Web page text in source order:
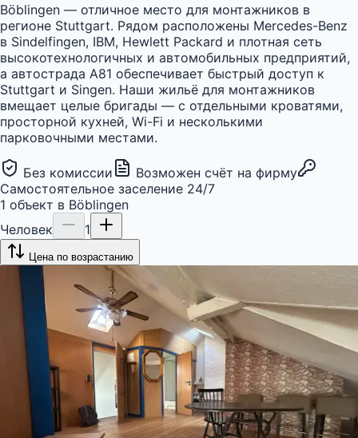
Böblingen — отличное место для монтажников в
регионе Stuttgart. Рядом расположены Mercedes-Benz
в Sindelfingen, IBM, Hewlett Packard и плотная сеть
высокотехнологичных и автомобильных предприятий,
а автострада A81 обеспечивает быстрый доступ к
Stuttgart и Singen. Наши жильё для монтажников
вмещает целые бригады — с отдельными кроватями,
просторной кухней, Wi-Fi и несколькими
парковочными местами.
Без комиссии
Возможен счёт на фирму
Самостоятельное заселение 24/7
1 объект в Böblingen
Человек
1
Цена по возрастанию